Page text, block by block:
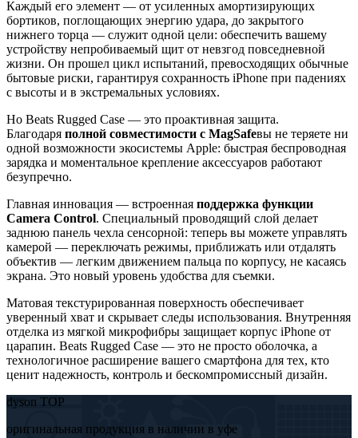
Каждый его элемент — от усиленных амортизирующих
бортиков, поглощающих энергию удара, до закрытого
нижнего торца — служит одной цели: обеспечить вашему
устройству непробиваемый щит от невзгод повседневной
жизни. Он прошел цикл испытаний, превосходящих обычные
бытовые риски, гарантируя сохранность iPhone при падениях
с высоты и в экстремальных условиях.
Но Beats Rugged Case — это проактивная защита.
Благодаря полной совместимости с MagSafeвы не теряете ни
одной возможности экосистемы Apple: быстрая беспроводная
зарядка и моментальное крепление аксессуаров работают
безупречно.
Главная инновация — встроенная поддержка функции
Camera Control. Специальный проводящий слой делает
заднюю панель чехла сенсорной: теперь вы можете управлять
камерой — переключать режимы, приближать или отдалять
объектив — легким движением пальца по корпусу, не касаясь
экрана. Это новый уровень удобства для съемки.
Матовая текстурированная поверхность обеспечивает
уверенный хват и скрывает следы использования. Внутренняя
отделка из мягкой микрофибры защищает корпус iPhone от
царапин. Beats Rugged Case — это не просто оболочка, а
технологичное расширение вашего смартфона для тех, кто
ценит надежность, контроль и бескомпромиссный дизайн.
dyson TOP
оригинальная продукция в наличии в уфе